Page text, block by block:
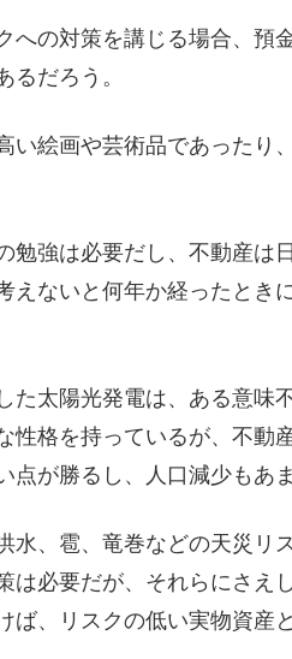
への対策を講じる場合、預
るだろう。
い絵画や芸術品であったり
勉強は必要だし、不動産は
えないと何年か経ったとき
た太陽光発電は、ある意味
性格を持っているが、不動
点が勝るし、人口減少もあ
水、雹、竜巻などの天災リ
は必要だが、それらにさえ
ば、リスクの低い実物資産